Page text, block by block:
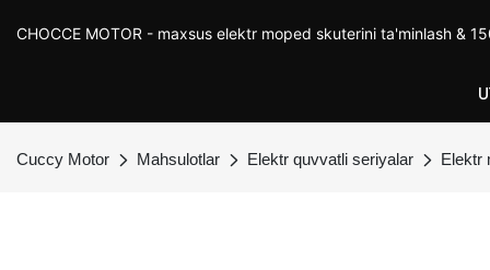
CHOCCE MOTOR - maxsus elektr moped skuterini ta'minlash &
Cuccy Motor Mahsulotlar Elektr quvvatli seriyalar Elektr